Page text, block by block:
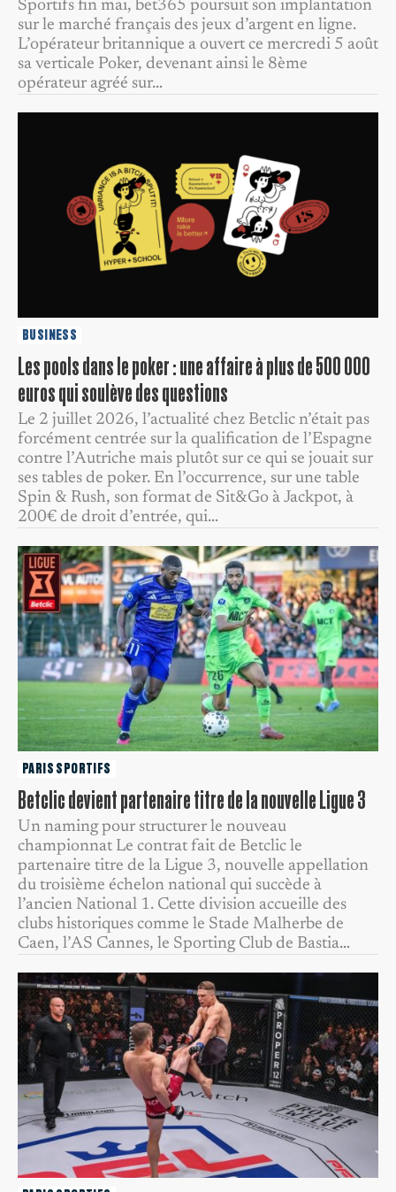
Sportifs fin mai, bet365 poursuit son implantation
sur le marché français des jeux d’argent en ligne.
L’opérateur britannique a ouvert ce mercredi 5 août
sa verticale Poker, devenant ainsi le 8ème
opérateur agréé sur…
BUSINESS
Les pools dans le poker : une affaire à plus de 500 000
euros qui soulève des questions
Le 2 juillet 2026, l’actualité chez Betclic n’était pas
forcément centrée sur la qualification de l’Espagne
contre l’Autriche mais plutôt sur ce qui se jouait sur
ses tables de poker. En l’occurrence, sur une table
Spin & Rush, son format de Sit&Go à Jackpot, à
200€ de droit d’entrée, qui…
PARIS SPORTIFS
Betclic devient partenaire titre de la nouvelle Ligue 3
Un naming pour structurer le nouveau
championnat Le contrat fait de Betclic le
partenaire titre de la Ligue 3, nouvelle appellation
du troisième échelon national qui succède à
l’ancien National 1. Cette division accueille des
clubs historiques comme le Stade Malherbe de
Caen, l’AS Cannes, le Sporting Club de Bastia…